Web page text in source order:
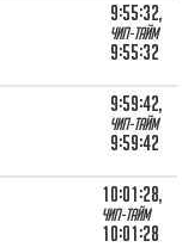
9:55:32,
Чип-тайм
9:55:32
9:59:42,
Чип-тайм
9:59:42
10:01:28,
Чип-тайм
10:01:28